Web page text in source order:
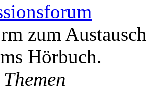
zum
Hörbuch.
Themen